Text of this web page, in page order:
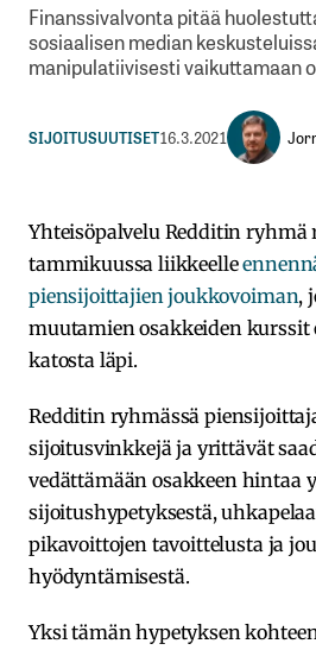
Finanssivalvonta pitää
sosiaalisen median
manipulatiivisesti vaikuttamaan
SIJOITUSUUTISET16.3.2021
Yhteisöpalvelu Redditin ryhmä
tammikuussa liikkeelle
piensijoittajien joukkovoiman,
muutamien osakkeiden kurssit
katosta läpi.
Redditin ryhmässä
sijoitusvinkkejä ja yrittävät
vedättämään osakkeen hintaa
sijoitushypetyksestä,
pikavoittojen tavoittelusta ja
hyödyntämisestä.
Yksi tämän hypetyksen